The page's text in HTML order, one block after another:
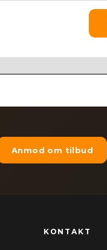
Anmod om tilbud
KONTAKT